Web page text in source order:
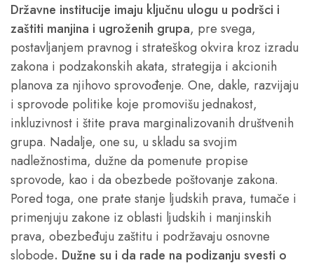
Državne institucije imaju ključnu ulogu u podršci i
zaštiti manjina i ugroženih grupa, pre svega,
postavljanjem pravnog i strateškog okvira kroz izradu
zakona i podzakonskih akata, strategija i akcionih
planova za njihovo sprovođenje. One, dakle, razvijaju
i sprovode politike koje promovišu jednakost,
inkluzivnost i štite prava marginalizovanih društvenih
grupa. Nadalje, one su, u skladu sa svojim
nadležnostima, dužne da pomenute propise
sprovode, kao i da obezbede poštovanje zakona.
Pored toga, one prate stanje ljudskih prava, tumače i
primenjuju zakone iz oblasti ljudskih i manjinskih
prava, obezbeđuju zaštitu i podržavaju osnovne
slobode. Dužne su i da rade na podizanju svesti o